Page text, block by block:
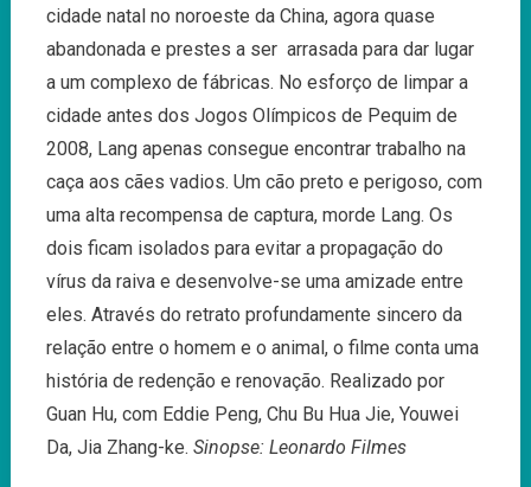
cidade natal no noroeste da China, agora quase
abandonada e prestes a ser arrasada para dar lugar
a um complexo de fábricas. No esforço de limpar a
cidade antes dos Jogos Olímpicos de Pequim de
2008, Lang apenas consegue encontrar trabalho na
caça aos cães vadios. Um cão preto e perigoso, com
uma alta recompensa de captura, morde Lang. Os
dois ficam isolados para evitar a propagação do
vírus da raiva e desenvolve-se uma amizade entre
eles. Através do retrato profundamente sincero da
relação entre o homem e o animal, o filme conta uma
história de redenção e renovação. Realizado por
Guan Hu, com Eddie Peng, Chu Bu Hua Jie, Youwei
Da, Jia Zhang-ke. Sinopse: Leonardo Filmes